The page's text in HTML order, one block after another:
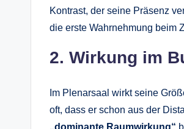
Kontrast, der seine Präsenz
die erste Wahrnehmung beim
2. Wirkung im
Im Plenarsaal wirkt seine
oft, dass er schon aus der